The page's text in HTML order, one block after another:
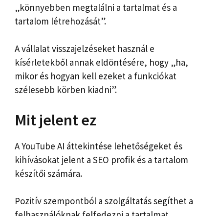
„könnyebben megtalálni a tartalmat és a
tartalom létrehozását”.
A vállalat visszajelzéseket használ e
kísérletekből annak eldöntésére, hogy „ha,
mikor és hogyan kell ezeket a funkciókat
szélesebb körben kiadni”.
Mit jelent ez
A YouTube AI áttekintése lehetőségeket és
kihívásokat jelent a SEO profik és a tartalom
készítői számára.
Pozitív szempontból a szolgáltatás segíthet a